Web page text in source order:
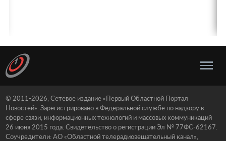
© 2011-2026, Сетевое издание «Первый Областной Портал
Новостей». Зарегистрировано в Федеральной службе по надзору в
сфере связи, информационных технологий и массовых коммуникаций
26 июня 2015 года. Свидетельство о регистрации Эл № 77ФС-62167.
Соучредители: АО «Областной телерадиовещательный канал»,